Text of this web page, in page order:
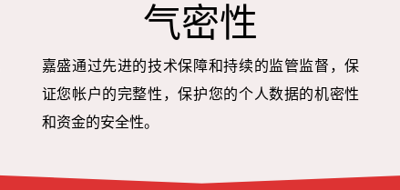
气密性
嘉盛通过先进的技术保障和持续的监管监督，保
证您帐户的完整性，保护您的个人数据的机密性
和资金的安全性。